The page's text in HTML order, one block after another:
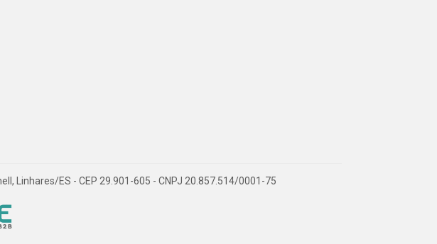
Linhares/ES - CEP 29.901-605 - CNPJ 20.857.514/0001-75